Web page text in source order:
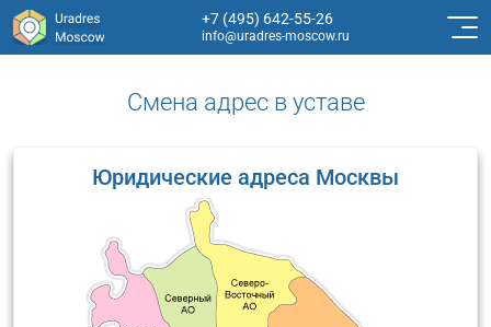
+7 (495) 642-55-26
info@uradres-moscow.ru
Смена адрес в уставе
Юридические адреса Москвы